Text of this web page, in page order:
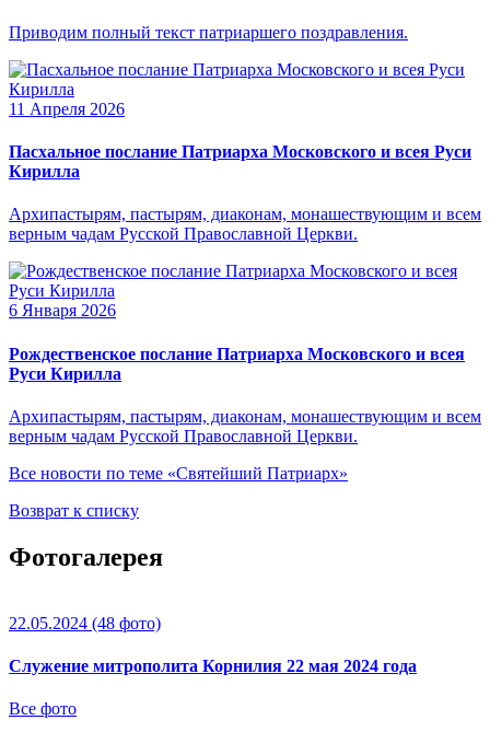
Приводим полный текст патриаршего поздравления.
11 Апреля 2026
Пасхальное послание Патриарха Московского и всея Руси
Кирилла
Архипастырям, пастырям, диаконам, монашествующим и всем
верным чадам Русской Православной Церкви.
6 Января 2026
Рождественское послание Патриарха Московского и всея
Руси Кирилла
Архипастырям, пастырям, диаконам, монашествующим и всем
верным чадам Русской Православной Церкви.
Все новости по теме «Святейший Патриарх»
Возврат к списку
Фотогалерея
22.05.2024 (48 фото)
Служение митрополита Корнилия 22 мая 2024 года
Все фото